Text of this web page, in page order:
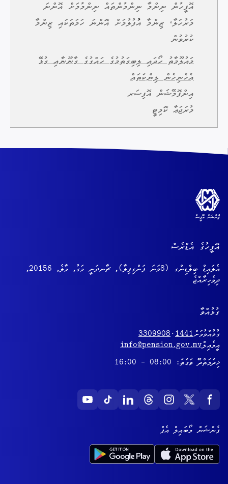
އޮފީހުން ނިންމާ ނިންމުންތައް ނިންމުމަށް އޮންނަ
މަރުހަލާ، ޒިންމާ އުުފުލުމަށް އޮންނަ ހަމަތަކައި ޒިންމާ
ކުރުވުން
މަޢުލޫމާތު ހޯދައި ލިބިގަތުމުގެ ހައްގުގެ ގާނޫނާއި ގުޅޭ
އެހެނިހެން ލިންކުތައް
އިންފޮމޭޝަން އޮފިސަރ
މުރަޖަޢާ ކޮމިޓީ
އޮފީހުގެ އެޑްރެސް
އެލައިޑް ބިލްޑިންގ (8ވަނަ ފަންގިފިލާ), ޗާނދަނީ މަގު, މާލެ, 20156,
ދިވެހިރާއްޖެ
ގުޅުއްވާ
ގުޅުއްވުމަށް1441
·
3309908
އީމެއިލްinfo@pension.gov.mv
ޚިދުމަތްދޭ ވަގުތު: 08:00 - 16:00
ޕެންޝަން މޯބައިލް އެޕް